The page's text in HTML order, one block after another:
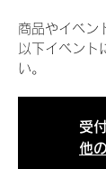
商品やイベン
以下イベント
い。
受
他